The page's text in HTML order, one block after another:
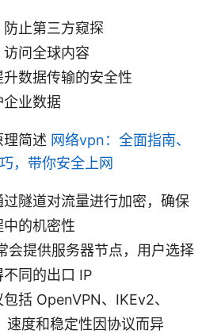
止第三方窥探
问全球内容
数据传输的安全性
企业数据
简述 网络vpn：全面指南、
，带你安全上网
隧道对流量进行加密，确保
的机密性
会提供服务器节点，用户选择
同的出口 IP
括 OpenVPN、IKEv2、
速度和稳定性因协议而异